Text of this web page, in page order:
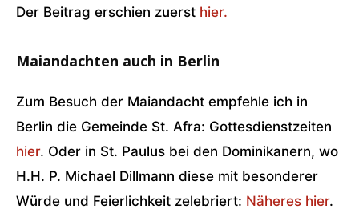
Der Beitrag erschien zuerst hier.
Maiandachten auch in Berlin
Zum Besuch der Maiandacht empfehle ich in
Berlin die Gemeinde St. Afra: Gottesdienstzeiten
hier. Oder in St. Paulus bei den Dominikanern, wo
H.H. P. Michael Dillmann diese mit besonderer
Würde und Feierlichkeit zelebriert: Näheres hier.